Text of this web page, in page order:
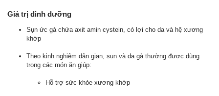
Giá trị dinh dưỡng
Sụn ức gà chứa axit amin cystein, có lợi cho da và hệ xương
khớp
Theo kinh nghiệm dân gian, sụn và da gà thường được dùng
trong các món ăn giúp:
Hỗ trợ sức khỏe xương khớp